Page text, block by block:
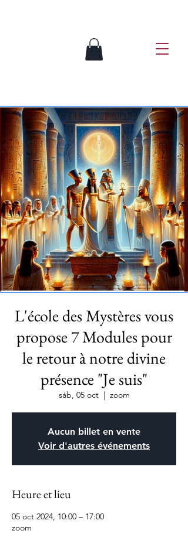
L'école des Mystères vous
propose 7 Modules pour
le retour à notre divine
présence "Je suis"
sáb, 05 oct
  |
zoom
Aucun billet en vente
Voir d'autres événements
Heure et lieu
05 oct 2024, 10:00 – 17:00
zoom